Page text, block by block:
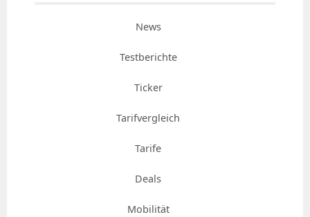
News
Testberichte
Ticker
Tarifvergleich
Tarife
Deals
Mobilität